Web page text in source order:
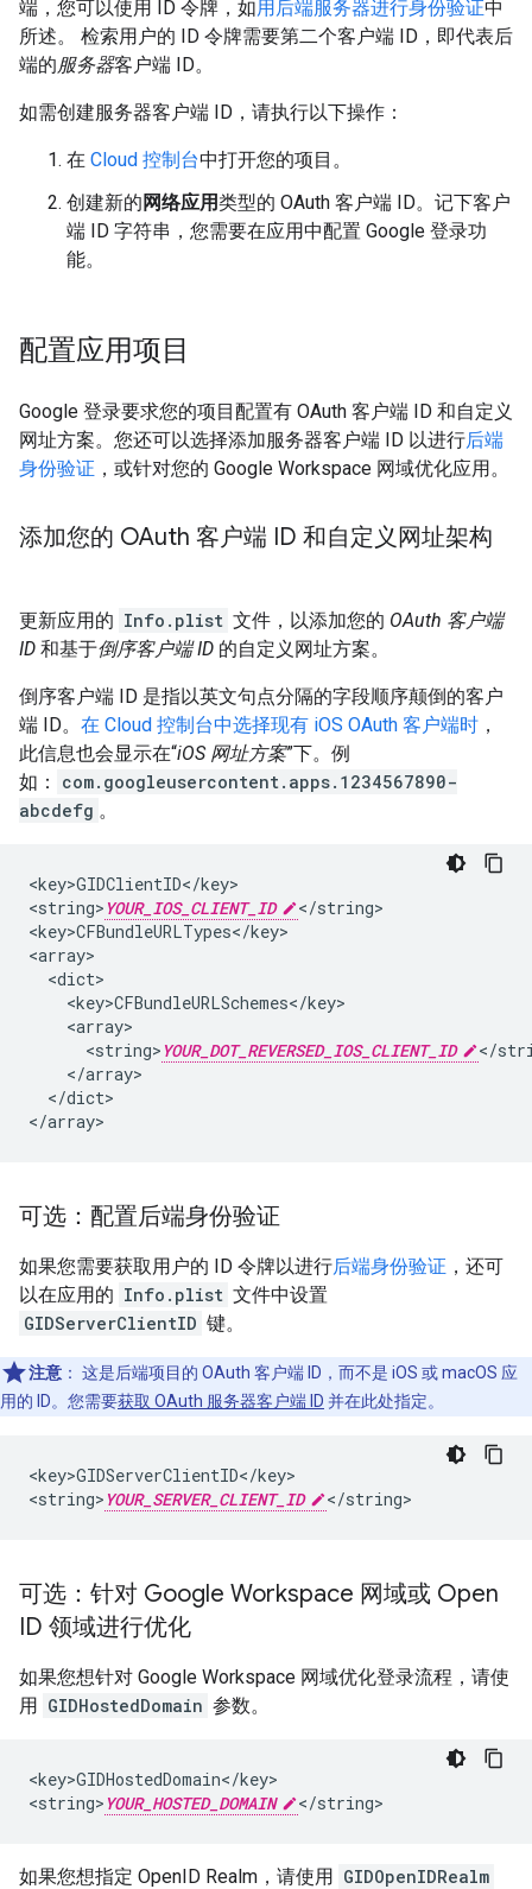
端，您可以使用 ID 令牌，如用后端服务器进行身份验证中
所述。 检索用户的 ID 令牌需要第二个客户端 ID，即代表后
端的服务器客户端 ID。
如需创建服务器客户端 ID，请执行以下操作：
在 Cloud 控制台中打开您的项目。
创建新的 网络应用类型的 OAuth 客户端 ID。记下客户
端 ID 字符串，您需要在应用中配置 Google 登录功
能。
配置应用项目
Google 登录要求您的项目配置有 OAuth 客户端 ID 和自定义
网址方案。您还可以选择添加服务器客户端 ID 以进行后端
身份验证 ，或针对您的 Google Workspace 网域优化应用。
添加您的 OAuth 客户端 ID 和自定义网址架构
更新应用的 Info.plist 文件，以添加您的 OAuth 客户端
ID 和基于倒序客户端 ID 的自定义网址方案。
倒序客户端 ID 是指以英文句点分隔的字段顺序颠倒的客户
端 ID。 在 Cloud 控制台中选择现有 iOS OAuth 客户端时 ，
此信息也会显示在“iOS 网址方案”下。例
如：
com.googleusercontent.apps.1234567890-
abcdefg 。
<key>GIDClientID</key>
<string> YOUR_IOS_CLIENT_ID
</string>
<key>CFBundleURLTypes</key>
<array>
  <dict>
    <key>CFBundleURLSchemes</key>
    <array>
      <string>
YOUR_DOT_REVERSED_IOS_CLIENT_ID
</
    </array>
  </dict>
</array>
可选：配置后端身份验证
如果您需要获取用户的 ID 令牌以进行后端身份验证 ，还可
以在应用的 Info.plist 文件中设置
GIDServerClientID 键。
注意 ： 这是后端项目的 OAuth 客户端 ID，而不是 iOS 或 macOS 应
用的 ID。您需要获取 OAuth 服务器客户端 ID 并在此处指定。
<key>GIDServerClientID</key>
<string> YOUR_SERVER_CLIENT_ID </string>
可选：针对 Google Workspace 网域或 Open
ID 领域进行优化
如果您想针对 Google Workspace 网域优化登录流程，请使
用 GIDHostedDomain 参数。
<key>GIDHostedDomain</key>
<string> YOUR_HOSTED_DOMAIN </string>
如果您想指定 OpenID Realm，请使用 GIDOpenIDRealm